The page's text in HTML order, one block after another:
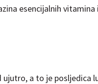
esencijalnih
ujutro, a to je posljedica